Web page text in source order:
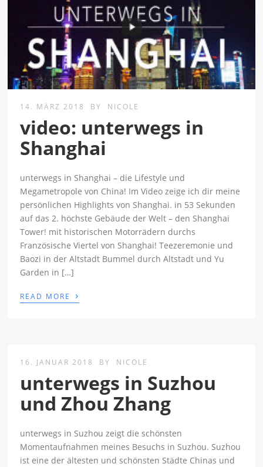
14. MÄRZ 2018 BY NICOLE
video: unterwegs in
Shanghai
unterwegs in Shanghai – die Lifestyle und
Megametropole von China! Im Video zeige ich dir meine
persönlichen Highlights von Shanghai. in 53 Sekunden
auf das 2. höchste Gebäude der Welt – den Shanghai
Tower! mit historischen Motorrädern durchs
Französische Viertel von Shanghai! Teezeremonie und
Baozi in der Altstadt Bummel durch Altstadt und Yu
Garden in […]
READ MORE ›
16. JANUAR 2018 BY NICOLE
unterwegs in Suzhou
und Zhou Zhang
unterwegs in Suzhou zeigt die schönsten
Momentaufnahmen meines Besuchs in Suzhou. Suzhou
ist eine der ältesten und schönsten Städte Chinas und